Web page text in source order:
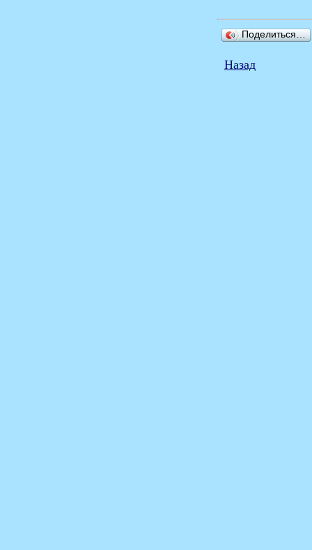
Поделиться…
Назад